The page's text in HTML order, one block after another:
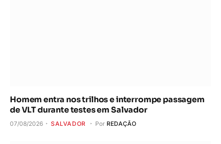
Homem entra nos trilhos e interrompe passagem
de VLT durante testes em Salvador
07/08/2026 SALVADOR Por REDAÇÃO